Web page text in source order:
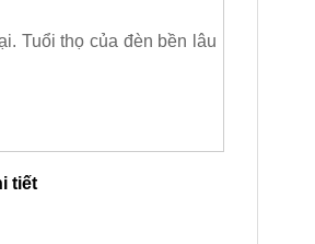
Tuổi thọ của đèn bền lâu
tiết